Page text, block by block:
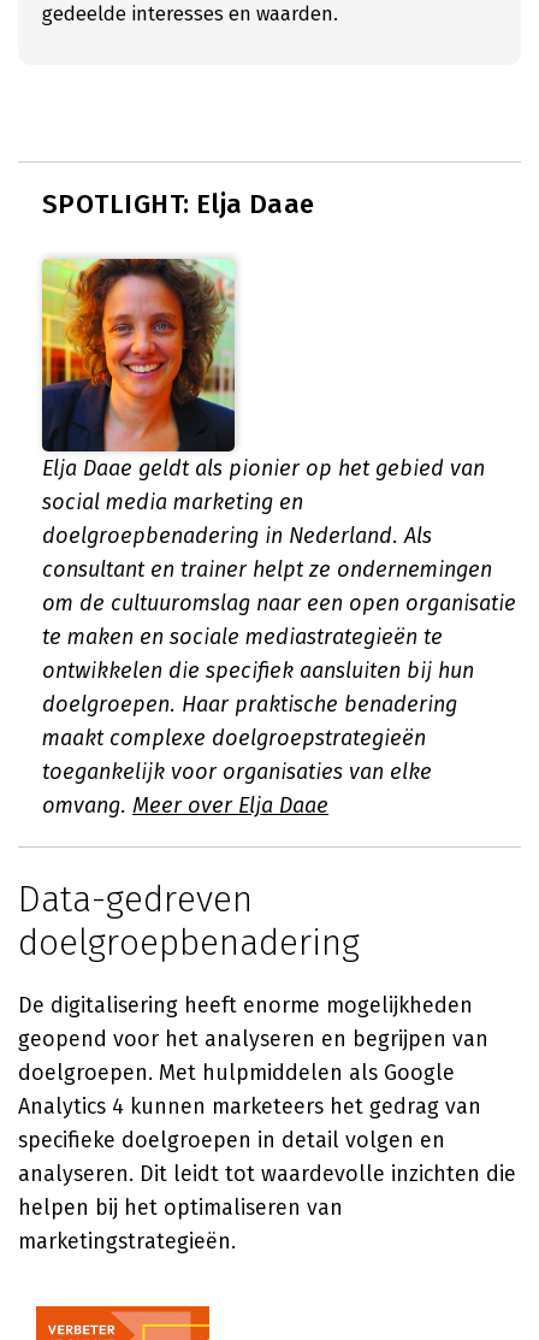
gedeelde interesses en waarden.
SPOTLIGHT: Elja Daae
Elja Daae geldt als pionier op het gebied van
social media marketing en
doelgroepbenadering in Nederland. Als
consultant en trainer helpt ze ondernemingen
om de cultuuromslag naar een open organisatie
te maken en sociale mediastrategieën te
ontwikkelen die specifiek aansluiten bij hun
doelgroepen. Haar praktische benadering
maakt complexe doelgroepstrategieën
toegankelijk voor organisaties van elke
omvang. Meer over Elja Daae
Data-gedreven
doelgroepbenadering
De digitalisering heeft enorme mogelijkheden
geopend voor het analyseren en begrijpen van
doelgroepen. Met hulpmiddelen als Google
Analytics 4 kunnen marketeers het gedrag van
specifieke doelgroepen in detail volgen en
analyseren. Dit leidt tot waardevolle inzichten die
helpen bij het optimaliseren van
marketingstrategieën.